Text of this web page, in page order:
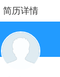
简历详情